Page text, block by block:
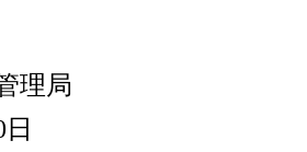
理局
日